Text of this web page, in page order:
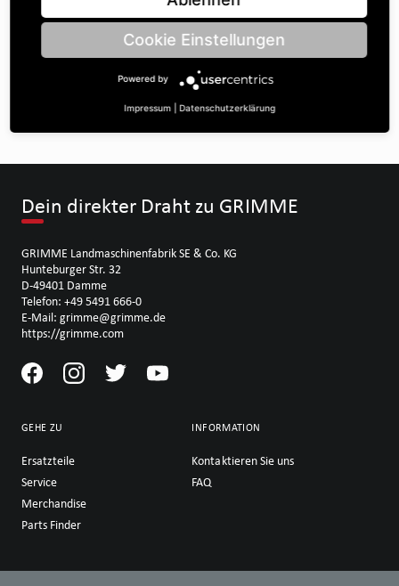
KETTENRÄdeR EINFACH 5/8“ | Zähnezahl A: 14 | BohrungsØ
B: 25 | Länge C: 35 |
Dein direkter Draht zu GRIMME
GRIMME Landmaschinenfabrik SE & Co. KG
Hunteburger Str. 32
D-49401 Damme
Telefon: +49 5491 666-0
E-Mail: grimme@grimme.de
https://grimme.com
GEHE ZU
Ersatzteile
Service
Merchandise
Parts Finder
INFORMATION
Kontaktieren Sie uns
FAQ
Cookie Einstellungen
Powered by
Impressum Datenschutzerklärung